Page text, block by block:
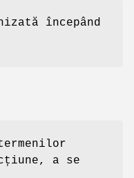
începând
a se